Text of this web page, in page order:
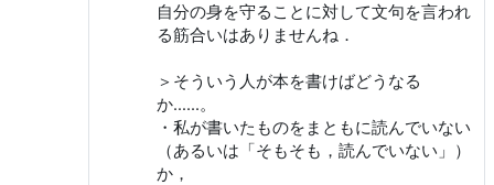
自分の身を守ることに対して文句を言われ
る筋合いはありませんね．
＞そういう人が本を書けばどうなる
か……。
・私が書いたものをまともに読んでいない
（あるいは「そもそも，読んでいない」）
か，